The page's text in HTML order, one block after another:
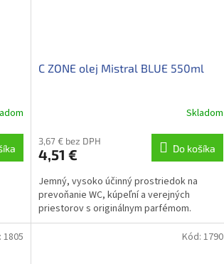
C ZONE olej Mistral BLUE 550ml
Skladom
3,67 € bez DPH
4,51 € Do košíka
Jemný, vysoko účinný prostriedok na
prevoňanie WC, kúpeľní a verejných
priestorov s originálnym parfémom.
1805 Kód: 1790